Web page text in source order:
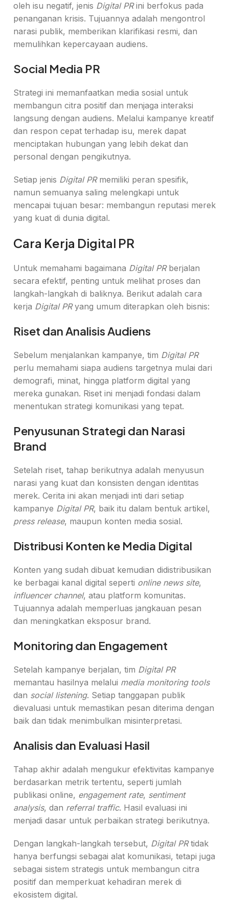
oleh isu negatif, jenis Digital PRini berfokus pada
penanganan krisis. Tujuannya adalah mengontrol
narasi publik, memberikan klarifikasi resmi, dan
memulihkan kepercayaan audiens.
Social Media PR
Strategi ini memanfaatkan media sosial untuk
membangun citra positif dan menjaga interaksi
langsung dengan audiens. Melalui kampanye kreatif
dan respon cepat terhadap isu, merek dapat
menciptakan hubungan yang lebih dekat dan
personal dengan pengikutnya.
Setiap jenis Digital PRmemiliki peran spesifik,
namun semuanya saling melengkapi untuk
mencapai tujuan besar: membangun reputasi merek
yang kuat di dunia digital.
Cara Kerja Digital PR
Untuk memahami bagaimana Digital PRberjalan
secara efektif, penting untuk melihat proses dan
langkah-langkah di baliknya. Berikut adalah cara
kerja Digital PRyang umum diterapkan oleh bisnis:
Riset dan Analisis Audiens
Sebelum menjalankan kampanye, tim Digital PR
perlu memahami siapa audiens targetnya mulai dari
demografi, minat, hingga platform digital yang
mereka gunakan. Riset ini menjadi fondasi dalam
menentukan strategi komunikasi yang tepat.
Penyusunan Strategi dan Narasi
Brand
Setelah riset, tahap berikutnya adalah menyusun
narasi yang kuat dan konsisten dengan identitas
merek. Cerita ini akan menjadi inti dari setiap
kampanye Digital PR, baik itu dalam bentuk artikel,
press release, maupun konten media sosial.
Distribusi Konten ke Media Digital
Konten yang sudah dibuat kemudian didistribusikan
ke berbagai kanal digital seperti online news site,
influencer channel, atau platform komunitas.
Tujuannya adalah memperluas jangkauan pesan
dan meningkatkan eksposur brand.
Monitoring dan Engagement
Setelah kampanye berjalan, tim Digital PR
memantau hasilnya melalui media monitoring tools
dan social listening. Setiap tanggapan publik
dievaluasi untuk memastikan pesan diterima dengan
baik dan tidak menimbulkan misinterpretasi.
Analisis dan Evaluasi Hasil
Tahap akhir adalah mengukur efektivitas kampanye
berdasarkan metrik tertentu, seperti jumlah
publikasi online, engagement rate, sentiment
analysis, dan referral traffic. Hasil evaluasi ini
menjadi dasar untuk perbaikan strategi berikutnya.
Dengan langkah-langkah tersebut, Digital PRtidak
hanya berfungsi sebagai alat komunikasi, tetapi juga
sebagai sistem strategis untuk membangun citra
positif dan memperkuat kehadiran merek di
ekosistem digital.